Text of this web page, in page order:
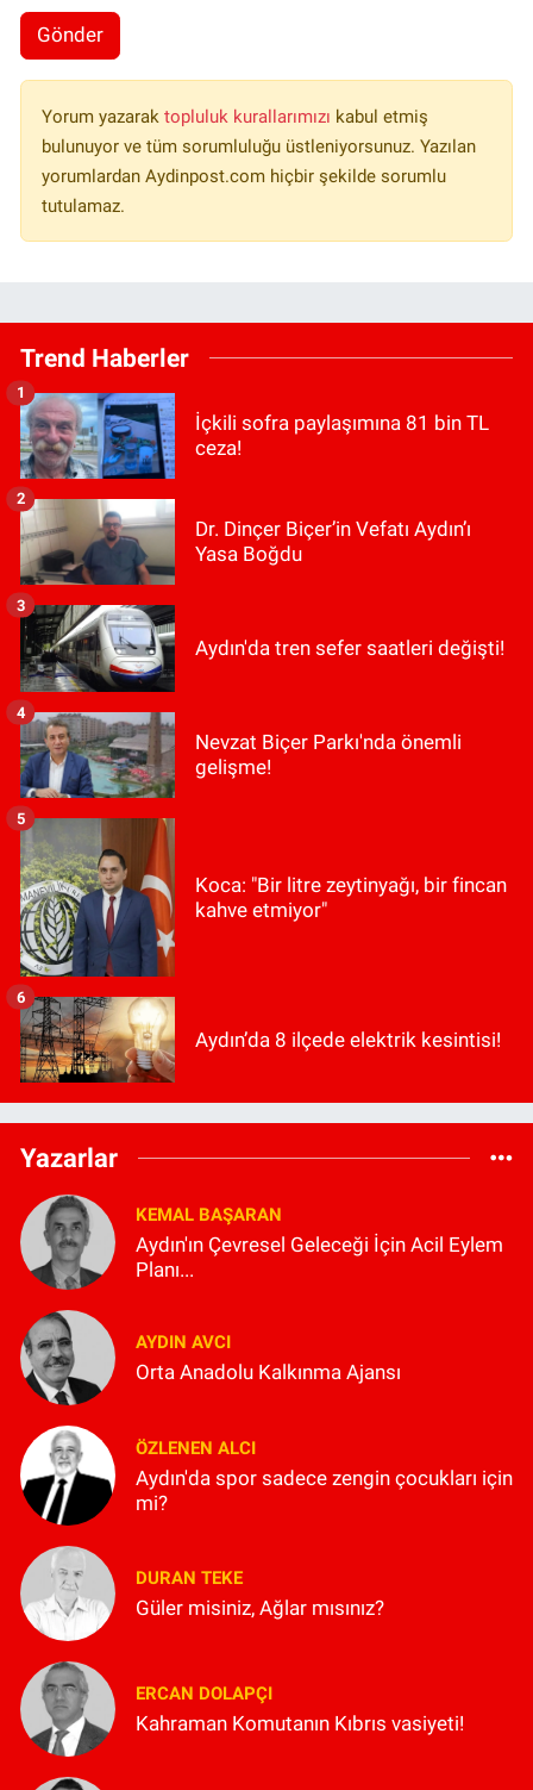
Gönder
Yorum yazarak topluluk kurallarımızı kabul etmiş
bulunuyor ve tüm sorumluluğu üstleniyorsunuz. Yazılan
yorumlardan Aydinpost.com hiçbir şekilde sorumlu
tutulamaz.
Trend Haberler
İçkili sofra paylaşımına 81 bin TL
ceza!
1
Dr. Dinçer Biçer’in Vefatı Aydın’ı
Yasa Boğdu
2
Aydın'da tren sefer saatleri değişti!
3
Nevzat Biçer Parkı'nda önemli
gelişme!
4
Koca: "Bir litre zeytinyağı, bir fincan
kahve etmiyor"
5
Aydın’da 8 ilçede elektrik kesintisi!
6
Yazarlar
KEMAL BAŞARAN
Aydın'ın Çevresel Geleceği İçin Acil Eylem
Planı...
AYDIN AVCI
Orta Anadolu Kalkınma Ajansı
ÖZLENEN ALCI
Aydın'da spor sadece zengin çocukları için
mi?
DURAN TEKE
Güler misiniz, Ağlar mısınız?
ERCAN DOLAPÇI
Kahraman Komutanın Kıbrıs vasiyeti!